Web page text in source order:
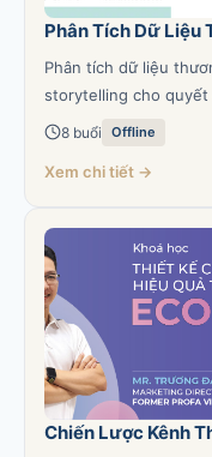
Phân Tích Dữ Liệu
Phân tích dữ liệu
storytelling cho quyết
8 buổi Offline
Xem chi tiết →
Chiến Lược Kênh